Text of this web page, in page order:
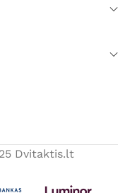
Dvitaktis.lt